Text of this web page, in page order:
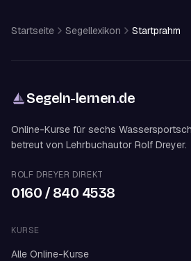
Startseite Segellexikon Startprahm
Segeln-lernen.de
Online-Kurse für sechs
betreut von Lehrbuchautor Rolf Dreyer.
ROLF DREYER DIREKT
0160 / 840 4538
KURSE
Alle Online-Kurse